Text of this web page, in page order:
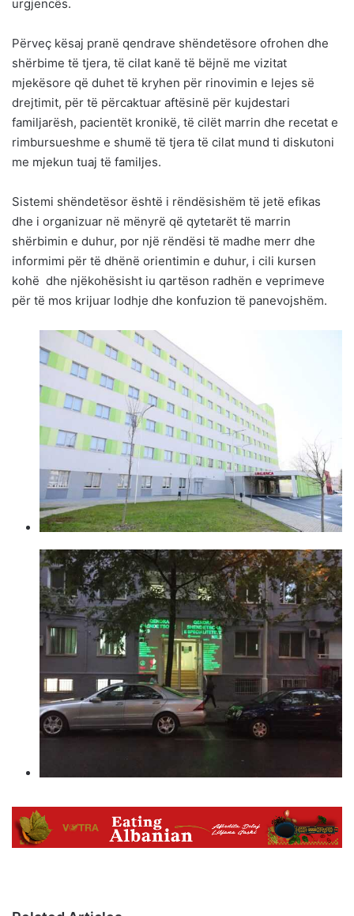
urgjencës.
Përveç kësaj pranë qendrave shëndetësore ofrohen dhe
shërbime të tjera, të cilat kanë të bëjnë me vizitat
mjekësore që duhet të kryhen për rinovimin e lejes së
drejtimit, për të përcaktuar aftësinë për kujdestari
familjarësh, pacientët kronikë, të cilët marrin dhe recetat e
rimbursueshme e shumë të tjera të cilat mund ti diskutoni
me mjekun tuaj të familjes.
Sistemi shëndetësor është i rëndësishëm të jetë efikas
dhe i organizuar në mënyrë që qytetarët të marrin
shërbimin e duhur, por një rëndësi të madhe merr dhe
informimi për të dhënë orientimin e duhur, i cili kursen
kohë dhe njëkohësisht iu qartëson radhën e veprimeve
për të mos krijuar lodhje dhe konfuzion të panevojshëm.